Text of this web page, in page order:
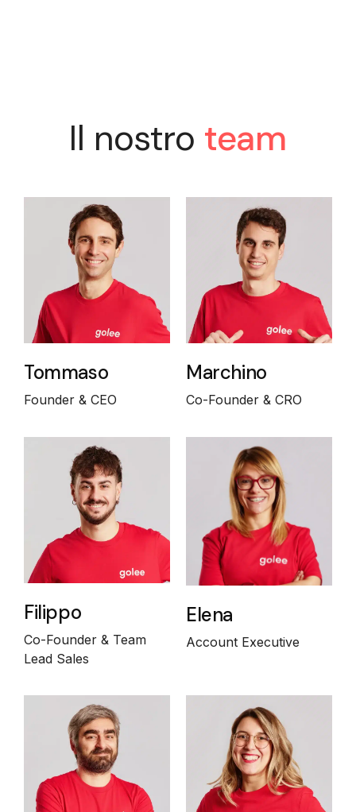
Il nostro team
Tommaso
Founder & CEO
Marchino
Co-Founder & CRO
Filippo
Co-Founder & Team
Lead Sales
Elena
Account Executive